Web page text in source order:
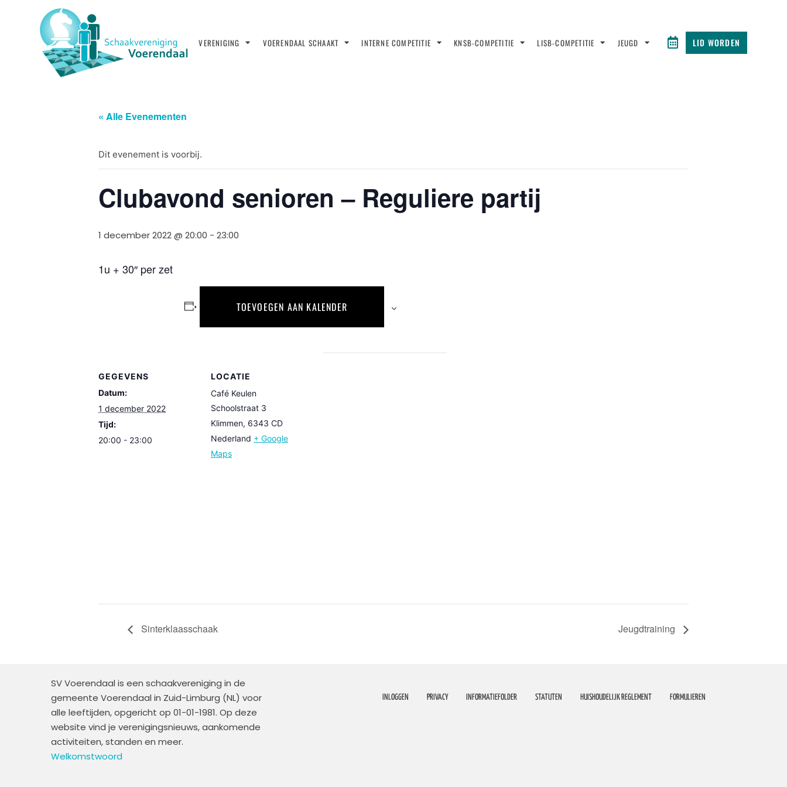
VERENIGING VOERENDAAL SCHAAKT INTERNE COMPETITIE KNSB-COMPETITIE LISB-COMPETITIE JEUGD LID WORDEN
« Alle Evenementen
Dit evenement is voorbij.
Clubavond senioren – Reguliere partij
1 december 2022 @ 20:00 - 23:00
1u + 30″ per zet
TOEVOEGEN AAN KALENDER
GEGEVENS
Datum:
1 december 2022
Tijd:
20:00 - 23:00
LOCATIE
Café Keulen
Schoolstraat 3
Klimmen, 6343 CD
Nederland + Google
Maps
Sinterklaasschaak Jeugdtraining
SV Voerendaal is een schaakvereniging in de
gemeente Voerendaal in Zuid-Limburg (NL) voor
alle leeftijden, opgericht op 01-01-1981. Op deze
website vind je verenigingsnieuws, aankomende
activiteiten, standen en meer.
Welkomstwoord
INLOGGEN PRIVACY INFORMATIEFOLDER STATUTEN HUISHOUDELIJK REGLEMENT FORMULIEREN